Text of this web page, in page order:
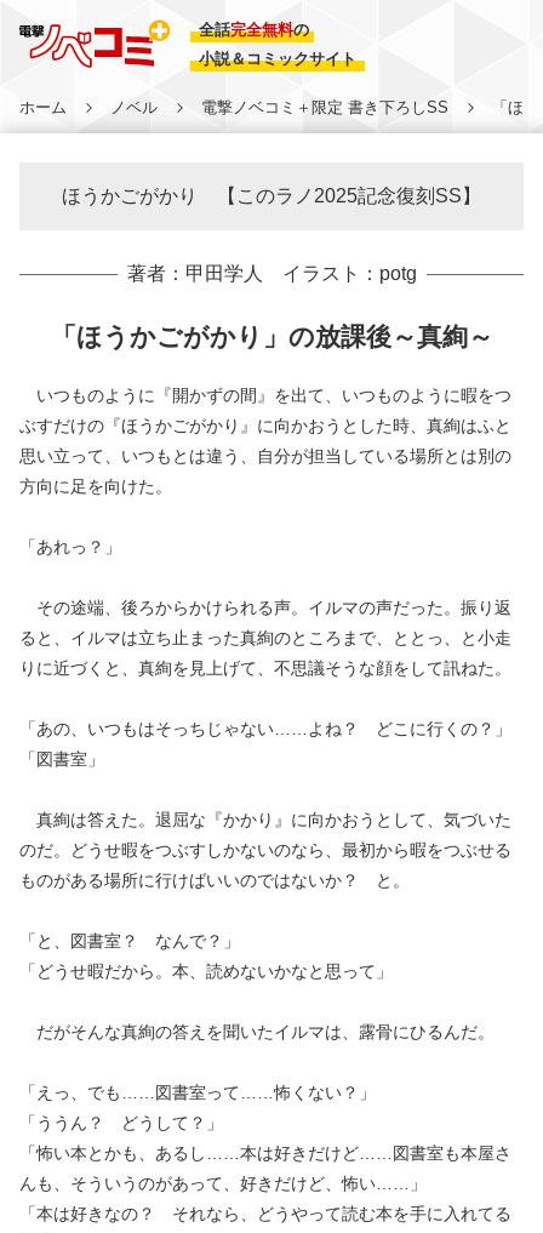
全話完全無料の
小説＆コミックサイト
ホーム ノベル 電撃ノベコミ＋限定 書き下ろしSS 「ほ
ほうかごがかり 【このラノ2025記念復刻SS】
著者：甲田学人 イラスト：potg
「ほうかごがかり」の放課後～真絢～
いつものように『開かずの間』を出て、いつものように暇をつ
ぶすだけの『ほうかごがかり』に向かおうとした時、真絢はふと
思い立って、いつもとは違う、自分が担当している場所とは別の
方向に足を向けた。
「あれっ？」
その途端、後ろからかけられる声。イルマの声だった。振り返
ると、イルマは立ち止まった真絢のところまで、ととっ、と小走
りに近づくと、真絢を見上げて、不思議そうな顔をして訊ねた。
「あの、いつもはそっちじゃない……よね？ どこに行くの？」
「図書室」
真絢は答えた。退屈な『かかり』に向かおうとして、気づいた
のだ。どうせ暇をつぶすしかないのなら、最初から暇をつぶせる
ものがある場所に行けばいいのではないか？ と。
「と、図書室？ なんで？」
「どうせ暇だから。本、読めないかなと思って」
だがそんな真絢の答えを聞いたイルマは、露骨にひるんだ。
「えっ、でも……図書室って……怖くない？」
「ううん？ どうして？」
「怖い本とかも、あるし……本は好きだけど……図書室も本屋さ
んも、そういうのがあって、好きだけど、怖い……」
「本は好きなの？ それなら、どうやって読む本を手に入れてる